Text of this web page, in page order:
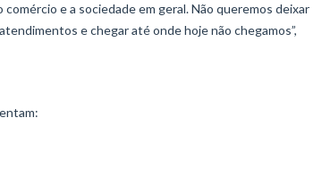
e a sociedade em geral. Não queremos deixar
e chegar até onde hoje não chegamos”,